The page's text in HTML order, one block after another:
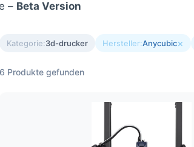
– Beta Version
Kategorie:3d-drucker Hersteller:Anycubic×
6 Produkte gefunden